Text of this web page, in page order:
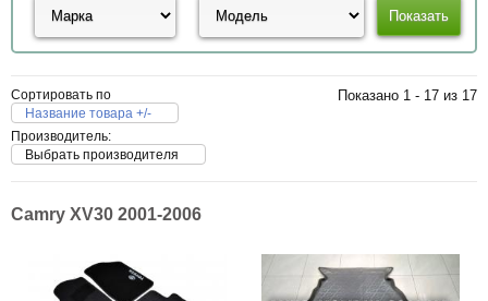
Сортировать по
Название товара +/-
Производитель:
Выбрать производителя
Показано 1 - 17 из 17
Camry XV30 2001-2006